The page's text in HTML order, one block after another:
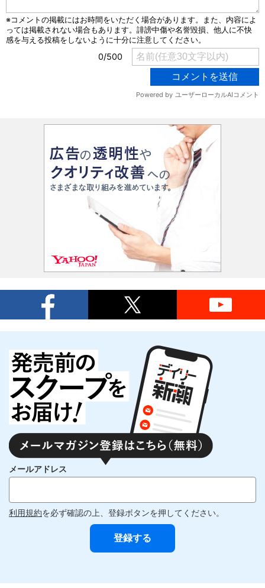
メールアドレス
利用規約を必ず確認の上、登録ボタンを押してください。